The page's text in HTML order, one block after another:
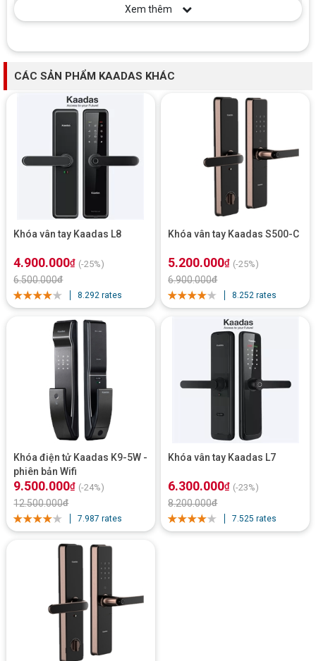
Kaadas K9 – khóa vân tay ưu việt có nhiều ưu điểm vượt trội,
là sự lựa chọn hàng đầu của nhiều gia đình Việt. Khóa vân tay
Kaadas K9 chiều lòng người tiêu dùng bởi mức giá cạnh trạnh
Xem thêm
CÁC SẢN PHẨM KAADAS KHÁC
Khóa vân tay Kaadas L8
4.900.000₫ (-25%)
6.500.000₫
8.292 rates
Khóa vân tay Kaadas S500-C
5.200.000₫ (-25%)
6.900.000₫
8.252 rates
Khóa điện tử Kaadas K9-5W -
phiên bản Wifi
9.500.000₫ (-24%)
12.500.000₫
7.987 rates
Khóa vân tay Kaadas L7
6.300.000₫ (-23%)
8.200.000₫
7.525 rates